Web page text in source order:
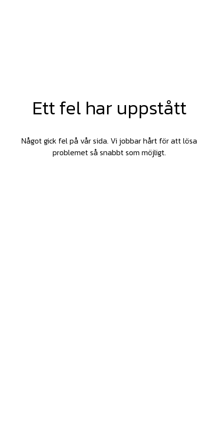
Ett fel har uppstått
Något gick fel på vår sida. Vi jobbar hårt för att lösa
problemet så snabbt som möjligt.